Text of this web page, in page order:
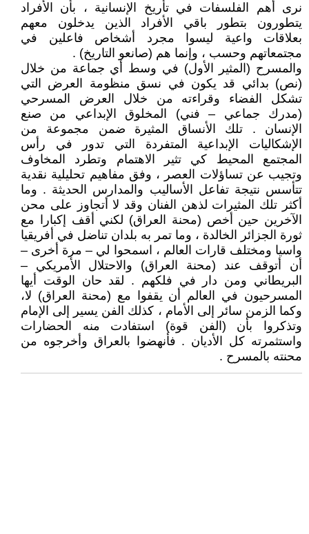
نرى أهم الفلسفات في تأريخ الإنسانية ، بأن الأفراد
يتطورون بتطور باقي الأفراد الذين يدخلون معهم
بعلاقات واعية ليسوا مجرد أشخاص فاعلين في
مجتمعاتهم وحسب ، وإنما هم (صانعو التاريخ) .
والمسرح (المثير الأول) في وسط أي جماعة من خلال
(نص) بدائي قد يكون في نسق منظومة العرض التي
تشكل الفضاء وقراءته من خلال العرض المسرحي
(مدرك جماعي – فني) المخلوق الإبداعي من صنع
الإنسان . تلك الأنساق المثيرة ضمن مجموعة من
الإشكاليات الإبداعية المتفردة التي تدور في رأس
المجتمع المحيط كي تثير الاهتمام وتطرد المخاوف
وتجيب عن تساؤلات العصر ، وفق مفاهيم تحليلية نقدية
تتأسس نتيجة تفاعل الأساليب والمدارس الحديثة . وما
أكثر تلك المثيرات لذهن الفنان وقد لا أتجاوز على محن
الآخرين حين أخص (محنة العراق) لكني أقف إكبارا مع
ثورة الجزائر الخالدة ، وما تمر به بلدان تناضل في أفريقيا
واسيا ومختلف قارات العالم ، اسمحوا لي – مرة أخرى –
أن أتوقف عند (محنة العراق) والاحتلال الأمريكي –
البريطاني ومن دار في فلكهم . لقد حان الوقت أيها
المسرحيون في العالم أن يقفوا مع (محنة العراق) لا،
وكما الزمن سائر إلى الأمام ، كذلك الفن يسير إلى الإمام
وتذكروا بأن (الفن قوة) استفادت منه الحضارات
واستثمرته كل الأديان . فأنهضوا بالعراق وأخرجوه من
محنته بالمسرح .